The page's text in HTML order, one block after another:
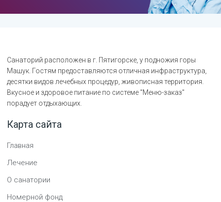
Санаторий расположен в г. Пятигорске, у подножия горы
Машук. Гостям предоставляются отличная инфраструктура,
десятки видов лечебных процедур, живописная территория.
Вкусное и здоровое питание по системе "Меню-заказ"
порадует отдыхающих.
Карта сайта
Главная
Лечение
О санатории
Номерной фонд